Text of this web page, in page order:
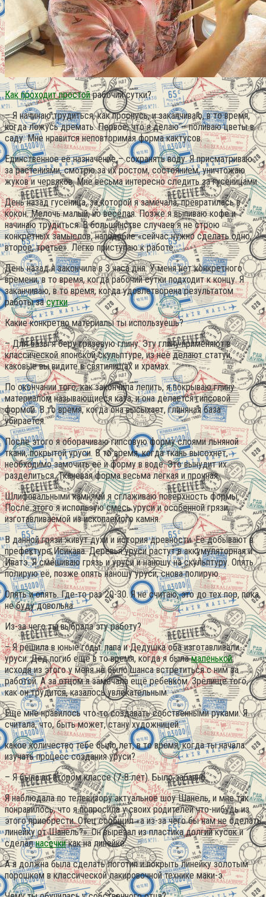
Как проходит простойрабочий сутки?
– Я начинаю трудиться, как проснусь, и заканчиваю, в то время,
когда ложусь дремать. Первое, что я делаю – поливаю цветы в
саду. Мне нравится неповторимая форма кактусов.
Единственное её назначение – сохранять воду. Я присматриваю
за растениями, смотрю за их ростом, состоянием, уничтожаю
жуков и червяков. Мне весьма интересно следить за гусеницами.
День назад гусеница, за которой я замечала, превратилась в
кокон. Мелочь малый, но весёлая. Позже я выпиваю кофе и
начинаю трудиться. В большинстве случаев я не строю
конкретных замыслов, наподобие «сейчас нужно сделать одно,
второе, третье». Легко приступаю к работе.
День назад я закончила в 3 часа дня. У меня нет конкретного
времени, в то время, когда рабочий сутки подходит к концу. Я
заканчиваю, в то время, когда удовлетворена результатом
работы засутки.
Какие конкретно материалы ты используешь?
– Для базы я беру грязевую глину. Эту глину применяют в
классической японской скульптуре, из неё делают статуи,
каковые вы видите в святилищах и храмах.
По окончании того, как закончила лепить, я покрываю глину
материалом называющиеся ката, и она делается гипсовой
формой. В то время, когда она высыхает, глиняная база
убирается.
После этого я оборачиваю гипсовую форму слоями льняной
ткани, покрытой уруси. В то время, когда ткань высохнет,
необходимо замочить её и форму в воде. Это вынудит их
разделиться. Тканевая форма весьма лёгкая и прочная.
Шлифовальными камнями я сглаживаю поверхность формы.
После этого я использую смесь уруси и особенной грязи,
изготавливаемой из ископаемого камня.
В данной грязи живут духи и история древности. Её добывают в
префектуре Исикава. Деревья уруси растут в аккумуляторная и
Иватэ. Я смешиваю грязь и уруси и наношу на скульптуру. Опять
полирую её, позже опять наношу уруси, снова полирую.
Опять и опять. Где-то раз 20-30. Я не считаю, это до тех пор, пока
не буду довольна.
Из-за чего ты выбрала эту работу?
– Я решила в юные годы. папа и Дедушка оба изготавливали
уруси. Дед погиб ещё в то время, когда я быламаленькой,
исходя из этого у меня не было шанса встретиться с ним за
работой. А за отцом я замечала ещё ребенком. Зрелище того,
как он трудится, казалось увлекательным.
Ещё мне нравилось что-то создавать собственными руками. Я
считала, что, быть может, стану художницей.
какое количество тебе было лет, в то время, когда ты начала
изучать процесс создания уруси?
– Я была во втором классе (7-8 лет). Было забавно.
Я наблюдала по телевизору актуальное шоу Шанель, и мне так
понравилось, что я попросила у своих родителей что-нибудь из
этого приобрести. Отец сообщил «а из-за чего бы нам не сделать
линейку от Шанель?». Он вырезал из пластика долгий кусок и
сделалнасечкикак на линейке.
А я должна была сделать логотип и покрыть линейку золотым
порошком в классической лакировочной технике маки-э.